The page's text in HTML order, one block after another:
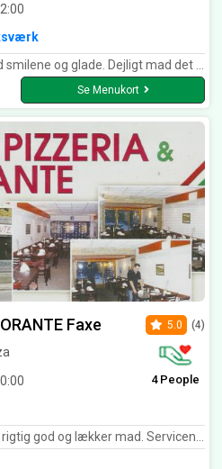
det smager sgu meget bedre end de fleste steder i Frederiksværk.
Se Menukort
Faxe 5.0 (4)
4 People
meget venlig og hyggelig. Kan varmt anbefales . Det er absolut rimelige priser